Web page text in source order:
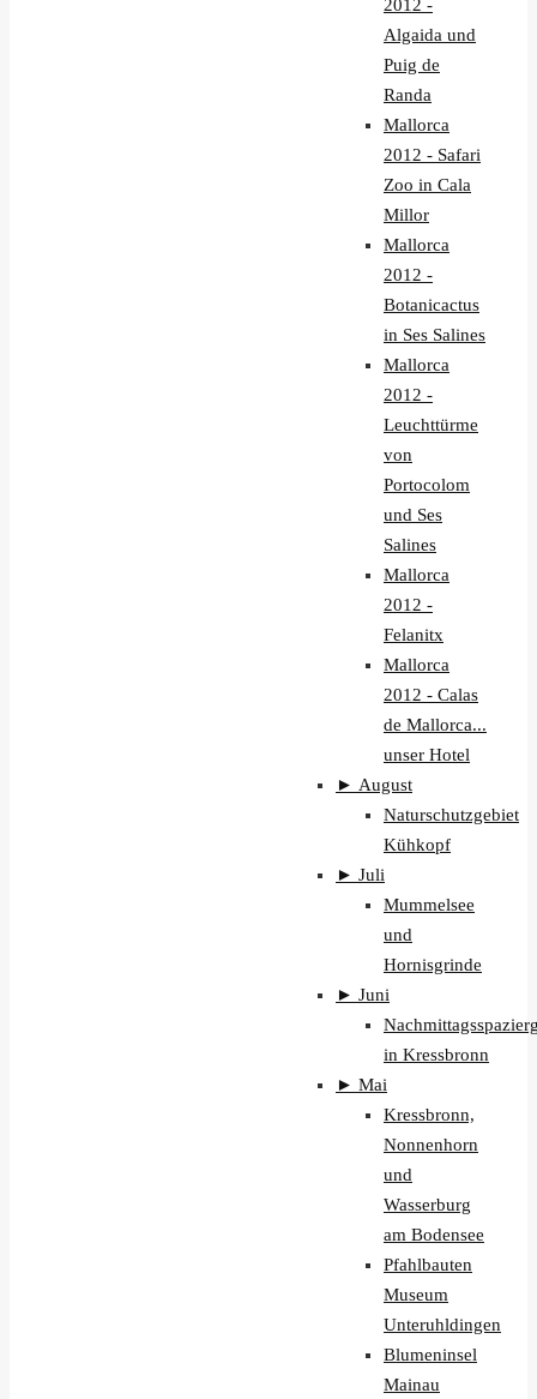
2012 -
Algaida und
Puig de
Randa
Mallorca
2012 - Safari
Zoo in Cala
Millor
Mallorca
2012 -
Botanicactus
in Ses Salines
Mallorca
2012 -
Leuchttürme
von
Portocolom
und Ses
Salines
Mallorca
2012 -
Felanitx
Mallorca
2012 - Calas
de Mallorca...
unser Hotel
► August
Naturschutzgebiet
Kühkopf
► Juli
Mummelsee
und
Hornisgrinde
► Juni
in Kressbronn
► Mai
Kressbronn,
Nonnenhorn
und
Wasserburg
am Bodensee
Pfahlbauten
Museum
Unteruhldingen
Blumeninsel
Mainau